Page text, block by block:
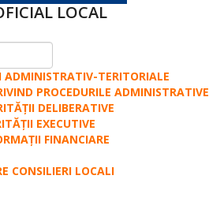
LOCAL
TERITORIALE
PROCEDURILE ADMINISTRATIVE
DELIBERATIVE
EXECUTIVE
FINANCIARE
CONSILIERI LOCALI